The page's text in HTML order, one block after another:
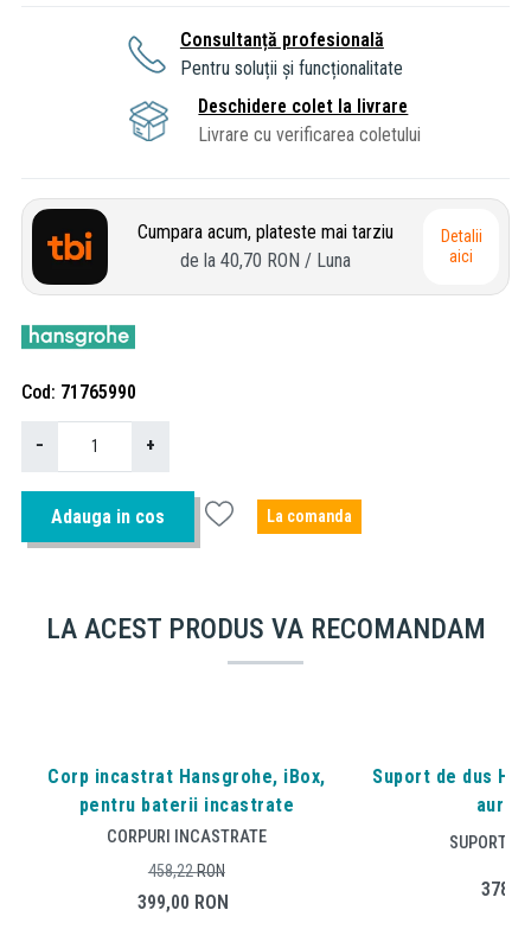
Consultanță profesională
Pentru soluții și funcționalitate
Deschidere colet la livrare
Livrare cu verificarea coletului
Cumpara acum, plateste mai tarziu
de la 40,70 RON / Luna
Detalii
aici
Cod 71765990
− +
Adauga in cos La comanda
LA ACEST PRODUS VA RECOMANDAM
Corp incastrat Hansgrohe, iBox,
pentru baterii incastrate
CORPURI INCASTRATE
399,00 RON
458,22RON
Suport de dus
auriu
SUPORT